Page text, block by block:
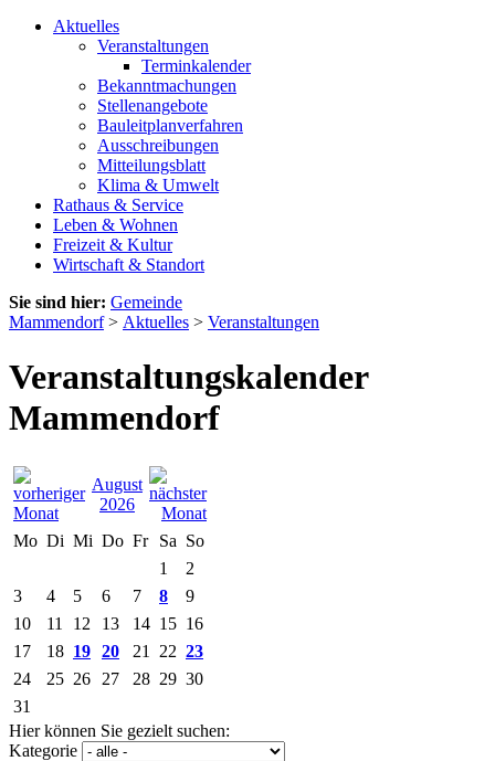
Aktuelles
Veranstaltungen
Terminkalender
Bekanntmachungen
Stellenangebote
Bauleitplanverfahren
Ausschreibungen
Mitteilungsblatt
Klima & Umwelt
Rathaus & Service
Leben & Wohnen
Freizeit & Kultur
Wirtschaft & Standort
Sie sind hier: Gemeinde
Mammendorf> Aktuelles > Veranstaltungen
Veranstaltungskalender
Mammendorf
August
2026
Mo Di Mi Do Fr Sa So
1
2
3
4 5 6 7 8
9
10
11 12 13 14 15 16
17
18 19 20 21 22 23
24
25 26 27 28 29 30
31
Hier können Sie gezielt suchen:
Kategorie